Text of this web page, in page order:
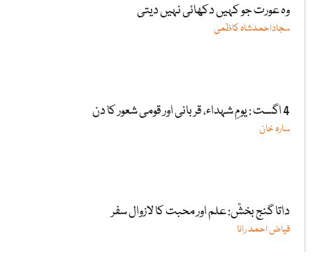
وہ عورت جو کہیں دکھائی نہیں دیتی
سجاداحمدشاہ کاظمی
4 اگست : یومِ شہداء، قربانی اور قومی شعور کا دن
سارہ خان
داتا گنج بخشؒ: علم اور محبت کا لازوال سفر
فیاض احمد رانا